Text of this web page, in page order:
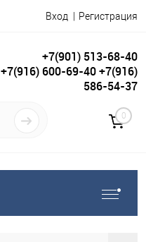
Вход Регистрация
+7(901) 513-68-40
+7(916) 600-69-40 +7(916)
586-54-37
0